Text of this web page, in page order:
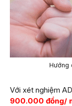
Hướng
Với xét nghiệm
900.000 đồng/